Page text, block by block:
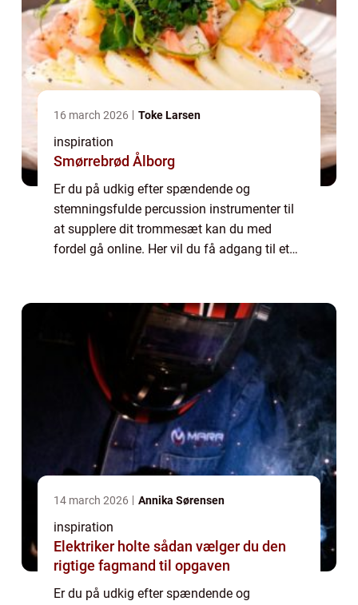
16 march 2026 Toke Larsen
inspiration
Smørrebrød Ålborg
Er du på udkig efter spændende og
stemningsfulde percussion instrumenter til
at supplere dit trommesæt kan du med
fordel gå online. Her vil du få adgang til et
14 march 2026 Annika Sørensen
inspiration
Elektriker holte sådan vælger du den
rigtige fagmand til opgaven
Er du på udkig efter spændende og